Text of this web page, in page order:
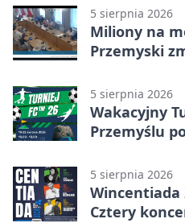
5 sierpnia 2026
Miliony na
Przemyski
5 sierpnia 2026
Wakacyjny
Przemyślu
5 sierpnia 2026
Wincentiada
Cztery